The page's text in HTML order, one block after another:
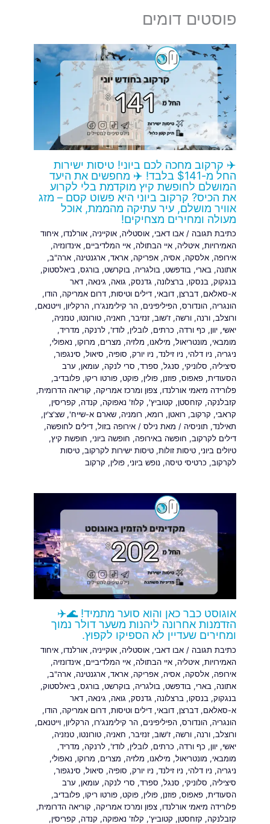
פוסטים דומים
✈️ קרקוב מחכה לכם ביוני! טיסות ישירות
החל מ-$141 בלבד! ✈️ מחפשים את היעד
המושלם לחופשת קיץ מוקדמת בלי לקרוע
את הכיס? קרקוב ביוני היא פשוט קסם – מזג
אוויר מושלם, עיר עתיקה מהממת, אוכל
מעולה ומחירים מצחיקים!
כתיבת תגובה /אבו דאבי,אוסטליה,אוקייניה,אורלנדו,איחוד
האמירויות,איטליה,איי הבתולה,איי המלדיביים,אינדונזיה,
אירופה,אלסקה,אסיה,אפריקה,אראד,ארגנטינה,ארה"ב,
אתונה,בארי,בודפשט,בולגריה,בוקרשט,בורגס,ביאלסטוק,
בנגקוק,בנסקו,ברצלונה, גדנסק, גואה, גינאה,דאר
א-סאלאם,דברצן,דובאי,דילים וטיסות,דרום אמריקה,הודו,
הונגריה,הונדורס,הפיליפינים,הר קילימנג'רו,הרקליון,וייטנאם,
ורוצלב,ורנה,ורשה,ז'שוב,זנזיבר, חאניה,טורונטו,טנזניה,
יאשי,יוון, כף ורדה, כרתים,לובלין,לודז',לרנקה, מדריד,
מומבאי, מונטריאול, מילאנו, מלזיה, מצרים, מרוקו, נאפולי,
ניגריה, ניו דלהי, ניו זילנד, ניו יורק, סופיה, סיאול, סינגפור,
סיציליה, סלוניקי, סנגל, ספרד, סרי לנקה, עומאן, ערב
הסעודית,פאפוס,פוזנן,פולין,פוקט,פורטו ריקו,פלובדיב,
פלורידה מיאמי אורלנדו,צפון ומרכז אמריקה, קוריאה הדרומית,
קזבלנקה, קזחסטן, קטוביץ', קלוז' נאפוקה, קנדה, קפריסין,
קראבי, קרקוב, רואטן, רומא, רומניה,שארם א-שייח',שצ'צ'ין,
תאילנד, תוניסיה / מאת נילס/אירופה בזול,דילים לחופשה,
דילים לקרקוב, חופשה באירופה, חופשה ביוני, חופשת קיץ,
טיולים ביוני,טיסות זולות,טיסות ישירות לקרקוב,טיסות
לקרקוב, כרטיסי טיסה, נופש ביוני,פולין, קרקוב
אוגוסט כבר כאן והוא סוער מתמיד! 🌊✈️
הזדמנות אחרונה ליהנות משער דולר נמוך
ומחירים שעדיין לא הספיקו לקפוץ.
כתיבת תגובה /אבו דאבי,אוסטליה,אוקייניה,אורלנדו,איחוד
האמירויות,איטליה,איי הבתולה,איי המלדיביים,אינדונזיה,
אירופה,אלסקה,אסיה,אפריקה,אראד,ארגנטינה,ארה"ב,
אתונה, בארי, בודפשט, בולגריה, בוקרשט, בורגס, ביאלסטוק,
בנגקוק, בנסקו, ברצלונה, גדנסק, גואה, גינאה,דאר
א-סאלאם,דברצן,דובאי,דילים וטיסות,דרום אמריקה,הודו,
הונגריה,הונדורס,הפיליפינים,הר קילימנג'רו,הרקליון,וייטנאם,
ורוצלב,ורנה,ורשה,ז'שוב,זנזיבר, חאניה,טורונטו,טנזניה,
יאשי,יוון, כף ורדה, כרתים,לובלין,לודז',לרנקה, מדריד,
מומבאי, מונטריאול, מילאנו, מלזיה, מצרים, מרוקו, נאפולי,
ניגריה, ניו דלהי, ניו זילנד, ניו יורק, סופיה, סיאול, סינגפור,
סיציליה, סלוניקי, סנגל, ספרד, סרי לנקה, עומאן, ערב
הסעודית,פאפוס,פוזנן,פולין,פוקט,פורטו ריקו,פלובדיב,
פלורידה מיאמי אורלנדו,צפון ומרכז אמריקה, קוריאה הדרומית,
קזבלנקה, קזחסטן, קטוביץ', קלוז' נאפוקה, קנדה, קפריסין,